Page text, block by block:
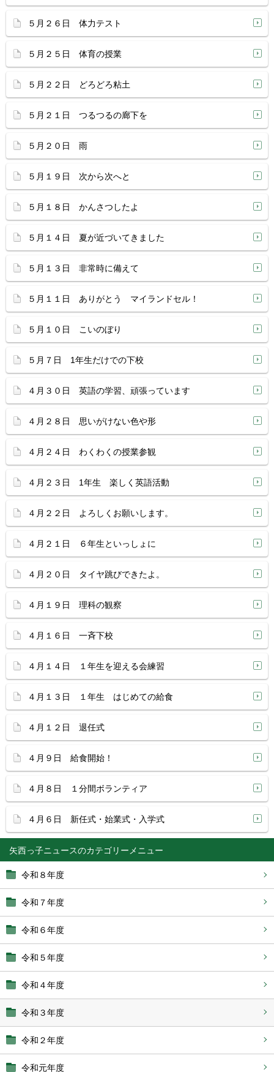
矢西っ子ニュース
令和８年度
令和７年度
令和６年度
令和５年度
令和４年度
令和３年度
令和２年度
令和元年度
５月２６日 体力テスト
５月２５日 体育の授業
５月２２日 どろどろ粘土
５月２１日 つるつるの廊下を
５月２０日 雨
５月１９日 次から次へと
５月１８日 かんさつしたよ
５月１４日 夏が近づいてきました
５月１３日 非常時に備えて
５月１１日 ありがとう マイランドセル！
５月１０日 こいのぼり
５月７日 1年生だけでの下校
４月３０日 英語の学習、頑張っています
４月２８日 思いがけない色や形
４月２４日 わくわくの授業参観
４月２３日 1年生 楽しく英語活動
４月２２日 よろしくお願いします。
４月２１日 ６年生といっしょに
４月２０日 タイヤ跳びできたよ。
４月１９日 理科の観察
４月１６日 一斉下校
４月１４日 １年生を迎える会練習
４月１３日 １年生 はじめての給食
４月１２日 退任式
４月９日 給食開始！
４月８日 １分間ボランティア
４月６日 新任式・始業式・入学式